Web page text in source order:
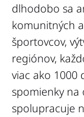
dlhodobo sa
komunitných
športovcov,
regiónov,
viac ako 1000
spomienky
spolupracuje